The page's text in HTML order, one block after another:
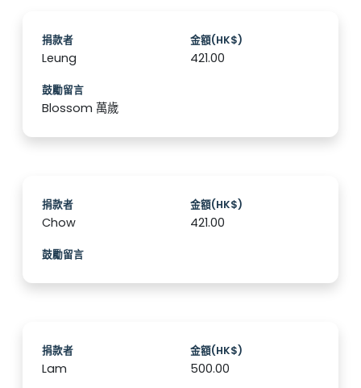
捐款者
Leung
金額(HK$)
421.00
鼓勵留言
Blossom 萬歲
捐款者
Chow
金額(HK$)
421.00
鼓勵留言
捐款者
Lam
金額(HK$)
500.00